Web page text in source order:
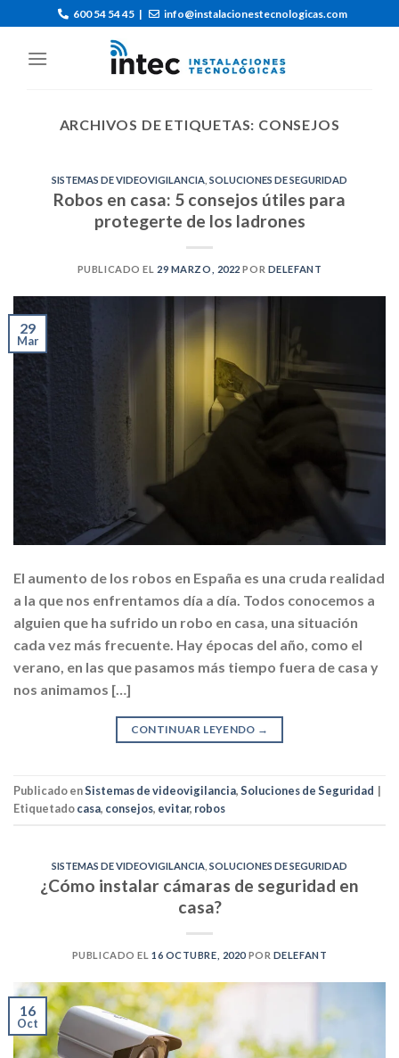
600 54 54 45 | info@instalacionestecnologicas.com
ARCHIVOS DE ETIQUETAS: CONSEJOS
SISTEMAS DE VIDEOVIGILANCIA SOLUCIONES DE SEGURIDAD
Robos en casa: 5 consejos útiles para
protegerte de los ladrones
PUBLICADO EL 29 MARZO, 2022 POR DELEFANT
29
Mar
El aumento de los robos en España es una cruda realidad
a la que nos enfrentamos día a día. Todos conocemos a
alguien que ha sufrido un robo en casa, una situación
cada vez más frecuente. Hay épocas del año, como el
verano, en las que pasamos más tiempo fuera de casa y
nos animamos […]
CONTINUAR LEYENDO →
Publicado enSistemas de videovigilancia,Soluciones de Seguridad |
Etiquetadocasa, consejos, evitar, robos
SISTEMAS DE VIDEOVIGILANCIA SOLUCIONES DE SEGURIDAD
¿Cómo instalar cámaras de seguridad en
casa?
PUBLICADO EL 16 OCTUBRE, 2020POR DELEFANT
16
Oct